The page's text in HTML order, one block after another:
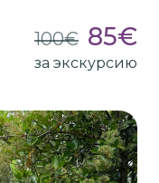
100€ 85€
за экскурсию